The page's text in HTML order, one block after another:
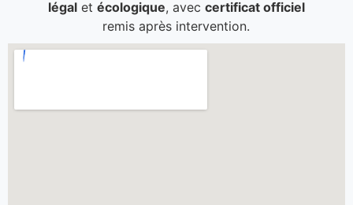
légalet écologique, avec certificat officiel
remis après intervention.